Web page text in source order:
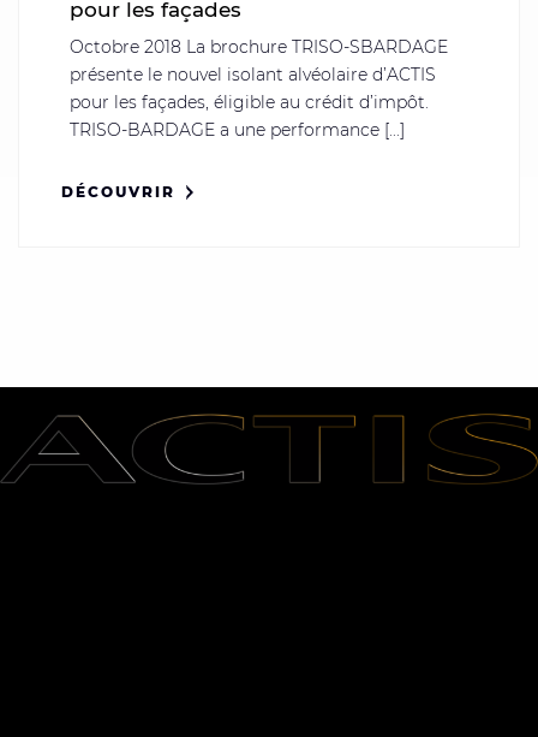
pour les façades
Octobre 2018 La brochure TRISO-SBARDAGE
présente le nouvel isolant alvéolaire d’ACTIS
pour les façades, éligible au crédit d’impôt.
TRISO-BARDAGE a une performance [...]
DÉCOUVRIR